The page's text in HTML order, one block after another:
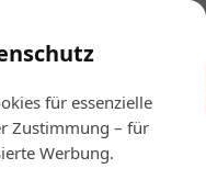
für essenzielle
Zustimmung – für
Werbung.
Handel &